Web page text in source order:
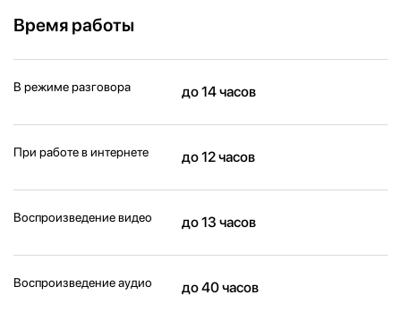
Время работы
В режиме разговора до 14 часов
При работе в интернете до 12 часов
Воспроизведение видео до 13 часов
Воспроизведение аудио до 40 часов